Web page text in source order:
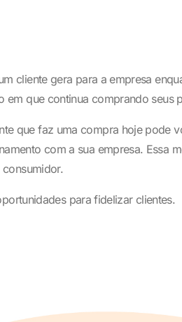
cliente gera para a empresa
que continua comprando seus
que faz uma compra hoje pode
com a sua empresa. Essa
para fidelizar clientes.